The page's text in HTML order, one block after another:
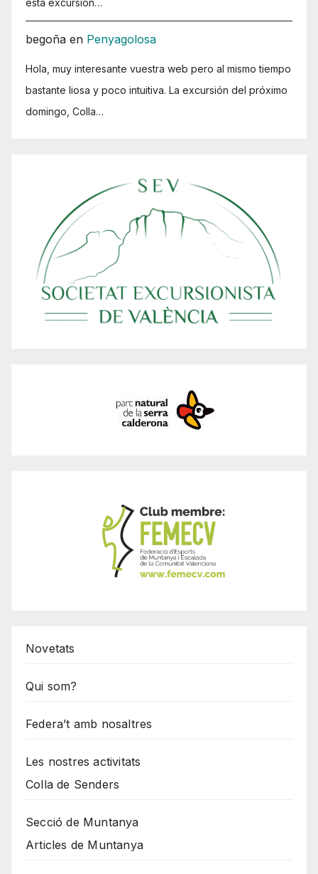
begoña en Penyagolosa
Hola, muy interesante vuestra web pero al mismo tiempo
bastante liosa y poco intuitiva. La excursión del próximo
domingo, Colla…
Novetats
Qui som?
Federa’t amb nosaltres
Les nostres activitats
Colla de Senders
Secció de Muntanya
Articles de Muntanya